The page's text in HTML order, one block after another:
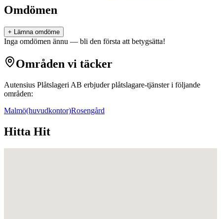
Omdömen
+ Lämna omdöme
Inga omdömen ännu — bli den första att betygsätta!
Områden vi täcker
Autensius Plåtslageri AB erbjuderplåtslagare-tjänster i följande
områden:
Malmö(huvudkontor)Rosengård
Hitta Hit